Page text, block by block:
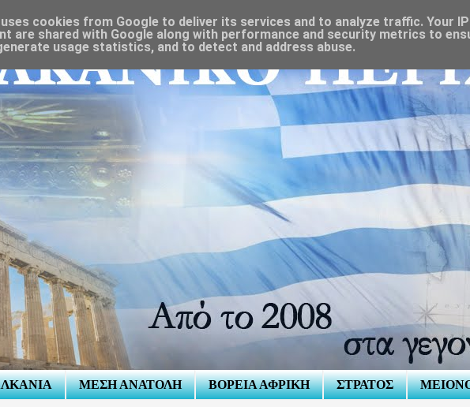
ΜΕΣΗ ΑΝΑΤΟΛΗ ΒΟΡΕΙΑ ΑΦΡΙΚΗ ΣΤΡΑΤΟΣ
cookies from Google to deliver its services and to analyze traffic. Your
are shared with Google along with performance and security metrics to
usage statistics, and to detect and address abuse.